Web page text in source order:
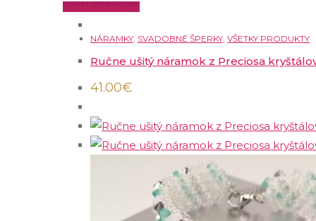
Pridať do košíka
NÁRAMKY SVADOBNÉ ŠPERKY VŠETKY PRODUKTY
Ručne ušitý náramok z Preciosa
41.00€